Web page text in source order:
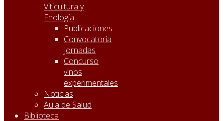
Viticultura y
Enología
Publicaciones
Convocatoria
Jornadas
Concurso
vinos
experimentales
Noticias
Aula de Salud
Biblioteca